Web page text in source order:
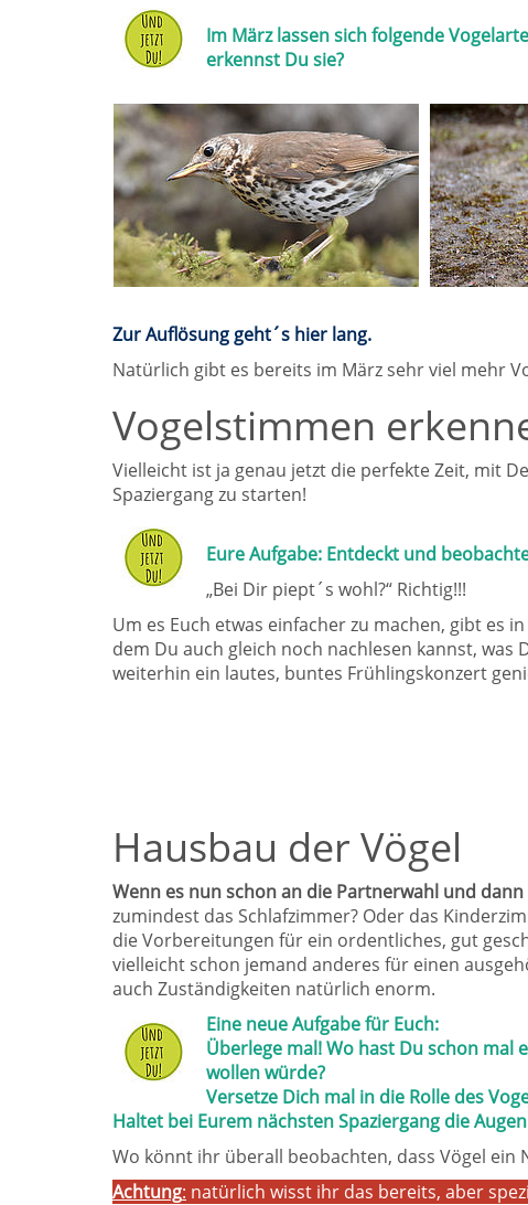
Im März lassen sich folgende
erkennst Du sie?
Zur Auflösung geht´s hier lang.
Natürlich gibt es bereits im März sehr viel mehr
Vogelstimmen
Vielleicht ist ja genau jetzt die perfekte Zeit, mit
Spaziergang zu starten!
Eure Aufgabe: Entdeckt und
„Bei Dir piept´s wohl?“ Richtig!!!
Um es Euch etwas einfacher zu machen, gibt es
dem Du auch gleich noch nachlesen kannst,
weiterhin ein lautes, buntes Frühlingskonzert
Hausbau der Vögel
Wenn es nun schon an die Partnerwahl und
zumindest das Schlafzimmer? Oder das
die Vorbereitungen für ein ordentliches, gut
vielleicht schon jemand anderes für einen
auch Zuständigkeiten natürlich enorm.
Eine neue Aufgabe für Euch:
Überlege mal! Wo hast Du schon mal
wollen würde?
Versetze Dich mal in die Rolle des
Haltet bei Eurem nächsten Spaziergang die
Wo könnt ihr überall beobachten, dass Vögel ein
Achtung: natürlich wisst ihr das bereits, aber